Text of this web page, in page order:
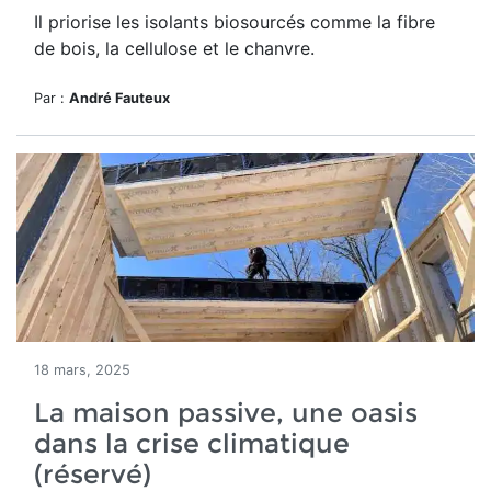
Il priorise les isolants biosourcés comme la fibre
de bois, la cellulose et le chanvre.
Par : André Fauteux
18 mars, 2025
La maison passive, une oasis
dans la crise climatique
(réservé)